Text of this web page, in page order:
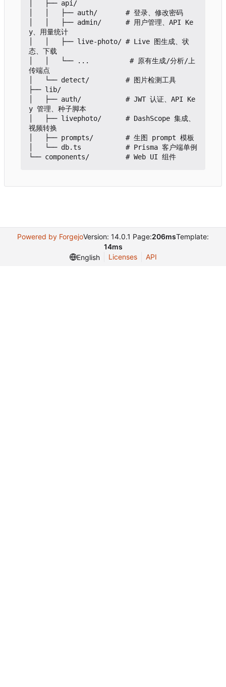
│   ├── api/
│   │   ├── auth/       # 登录、修改密码
│   │   ├── admin/      # 用户管理、API Ke
y、用量统计
│   │   ├── live-photo/ # Live 图生成、状
态、下载
│   │   └── ...          # 原有生成/分析/上
传端点
│   └── detect/         # 图片检测工具
├── lib/
│   ├── auth/           # JWT 认证、API Ke
y 管理、种子脚本
│   ├── livephoto/      # DashScope 集成、
视频转换
│   ├── prompts/        # 生图 prompt 模板
│   └── db.ts           # Prisma 客户端单例
Powered by ForgejoVersion: 14.0.1 Page:206msTemplate:
14ms
English
Licenses API